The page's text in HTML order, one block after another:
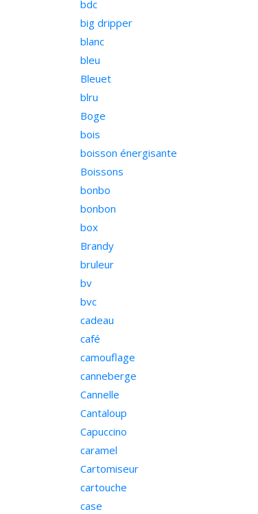
bdc
big dripper
blanc
bleu
Bleuet
blru
Boge
bois
boisson énergisante
Boissons
bonbo
bonbon
box
Brandy
bruleur
bv
bvc
cadeau
café
camouflage
canneberge
Cannelle
Cantaloup
Capuccino
caramel
Cartomiseur
cartouche
case